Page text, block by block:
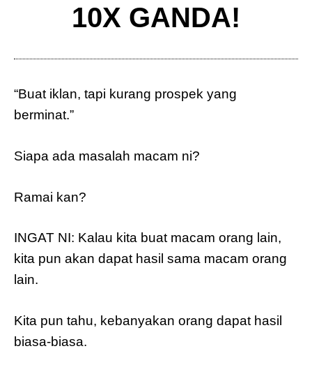
10X GANDA!
“Buat iklan, tapi kurang prospek yang
berminat.”
Siapa ada masalah macam ni?
Ramai kan?
INGAT NI: Kalau kita buat macam orang lain,
kita pun akan dapat hasil sama macam orang
lain.
Kita pun tahu, kebanyakan orang dapat hasil
biasa-biasa.